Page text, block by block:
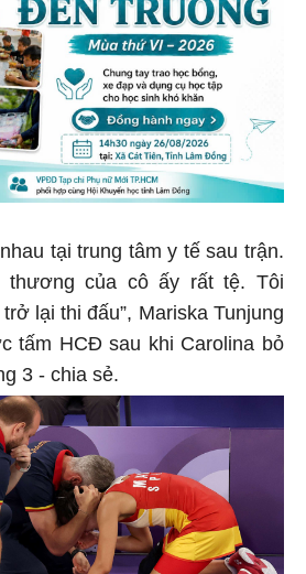
tại trung tâm y tế sau trận.
thương của cô ấy rất tệ. Tôi
lại thi đấu”, Mariska Tunjung
tấm HCĐ sau khi Carolina bỏ
3 - chia sẻ.